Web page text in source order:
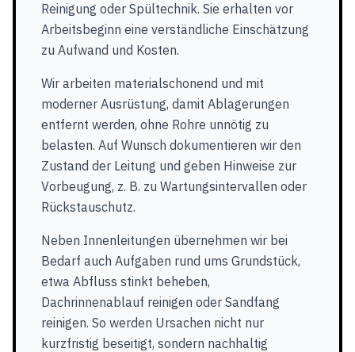
Reinigung oder Spültechnik. Sie erhalten vor
Arbeitsbeginn eine verständliche Einschätzung
zu Aufwand und Kosten.
Wir arbeiten materialschonend und mit
moderner Ausrüstung, damit Ablagerungen
entfernt werden, ohne Rohre unnötig zu
belasten. Auf Wunsch dokumentieren wir den
Zustand der Leitung und geben Hinweise zur
Vorbeugung, z. B. zu Wartungsintervallen oder
Rückstauschutz.
Neben Innenleitungen übernehmen wir bei
Bedarf auch Aufgaben rund ums Grundstück,
etwa Abfluss stinkt beheben,
Dachrinnenablauf reinigen oder Sandfang
reinigen. So werden Ursachen nicht nur
kurzfristig beseitigt, sondern nachhaltig